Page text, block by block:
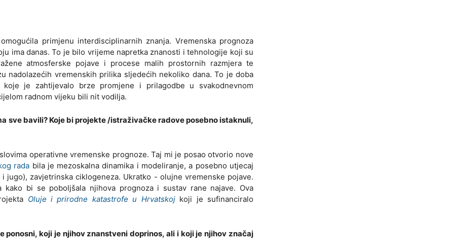
primjenu interdisciplinarnih znanja. Vremenska prognoza
ima danas. To je bilo vrijeme napretka znanosti i tehnologije koji su
atmosferske pojave i procese malih prostornih razmjera te
nadolazećih vremenskih prilika sljedećih nekoliko dana. To je doba
je zahtijevalo brze promjene i prilagodbe u svakodnevnom
radnom vijeku bili nit vodilja.
sve bavili? Koje bi projekte /istraživačke radove posebno istaknuli,
operativne vremenske prognoze. Taj mi je posao otvorio nove
rada bila je mezoskalna dinamika i modeliranje, a posebno utjecaj
zavjetrinska ciklogeneza. Ukratko - olujne vremenske pojave.
bi se poboljšala njihova prognoza i sustav rane najave. Ova
Oluje i prirodne katastrofe u Hrvatskojkoji je sufinanciralo
ponosni, koji je njihov znanstveni doprinos, ali i koji je njihov značaj